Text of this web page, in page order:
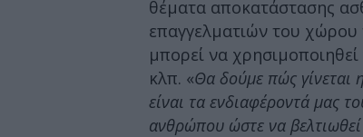
θέματα αποκατάστασης
επαγγελματιών του χώρου
μπορεί να
κλπ. «Θα δούμε πώς γίνεται
είναι τα ενδιαφέροντά μας
ανθρώπου ώστε να βελτιωθεί